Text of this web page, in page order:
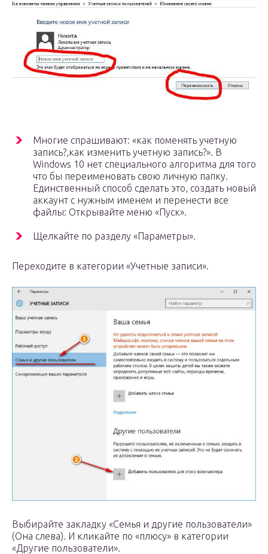
Многие спрашивают: «как поменять учетную
запись?,как изменить учетную запись?». В
Windows 10 нет специального алгоритма для того
что бы переименовать свою личную папку.
Единственный способ сделать это, создать новый
аккаунт с нужным именем и перенести все
файлы: Открывайте меню «Пуск».
Щелкайте по разделу «Параметры».
Переходите в категории «Учетные записи».
Выбирайте закладку «Семья и другие пользователи»
(Она слева). И кликайте по «плюсу» в категории
«Другие пользователи».